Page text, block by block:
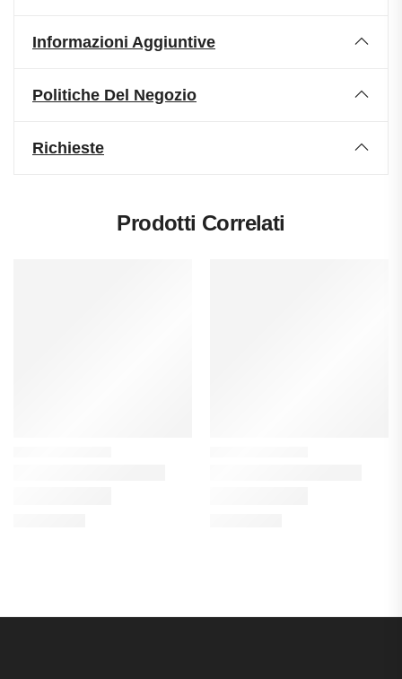
Informazioni Aggiuntive
Politiche Del Negozio
Richieste
Prodotti Correlati